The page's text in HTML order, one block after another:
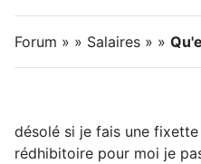
Forum » » Salaires » »
désolé si je fais une
rédhibitoire pour moi je